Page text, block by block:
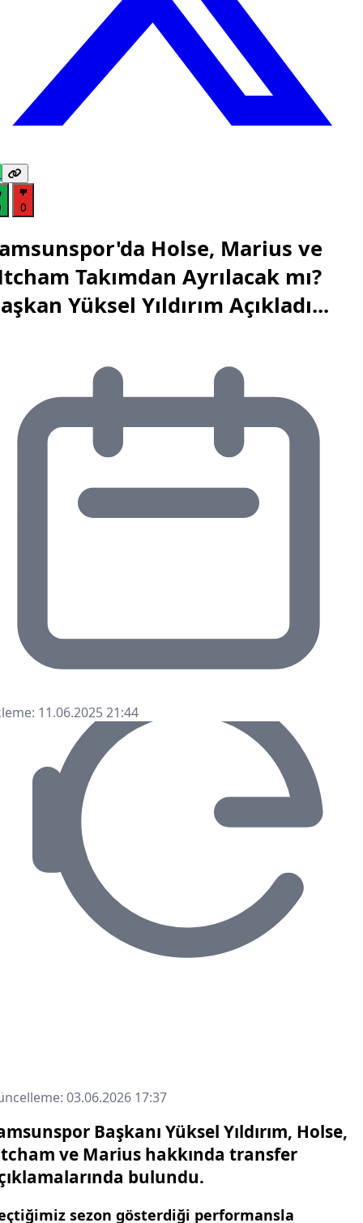
0
Holse, Marius ve
Takımdan Ayrılacak mı?
Yüksel Yıldırım Açıkladı...
11.06.2025 21:44
03.06.2026 17:37
Başkanı Yüksel Yıldırım, Holse,
ve Marius hakkında transfer
bulundu.
sezon gösterdiği performansla